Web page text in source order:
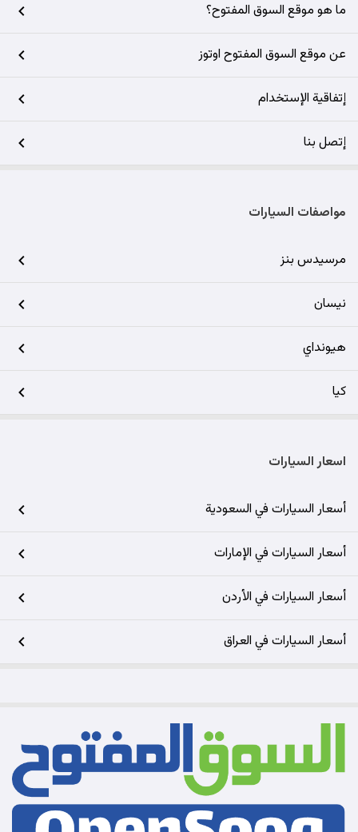
ما هو موقع السوق المفتوح؟
عن موقع السوق المفتوح اوتوز
إتفاقية الإستخدام
إتصل بنا
مواصفات السيارات
مرسيدس بنز
نيسان
هيونداي
كيا
اسعار السيارات
أسعار السيارات في السعودية
أسعار السيارات في الإمارات
أسعار السيارات في الأردن
أسعار السيارات في العراق